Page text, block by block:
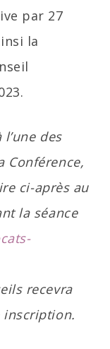
par 27
la
des
Conférence,
ci-après au
la séance
recevra
inscription.